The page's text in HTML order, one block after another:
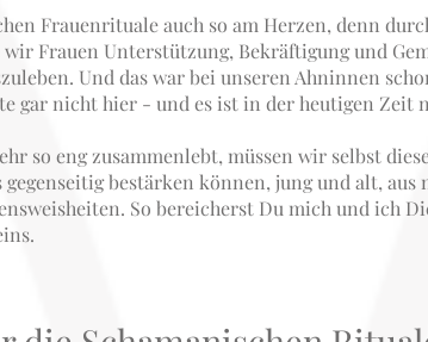
Frauenrituale auch so am Herzen, denn
wir Frauen Unterstützung, Bekräftigung und
Und das war bei unseren Ahninnen
gar nicht hier - und es ist in der heutigen Zeit
so eng zusammenlebt, müssen wir selbst
bestärken können, jung und alt,
So bereicherst Du mich und ich